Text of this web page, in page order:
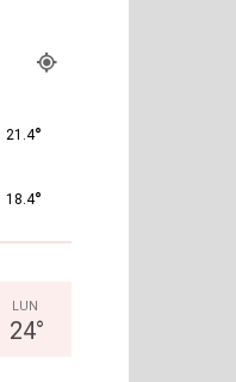
21.4°
18.4°
LUN
24°